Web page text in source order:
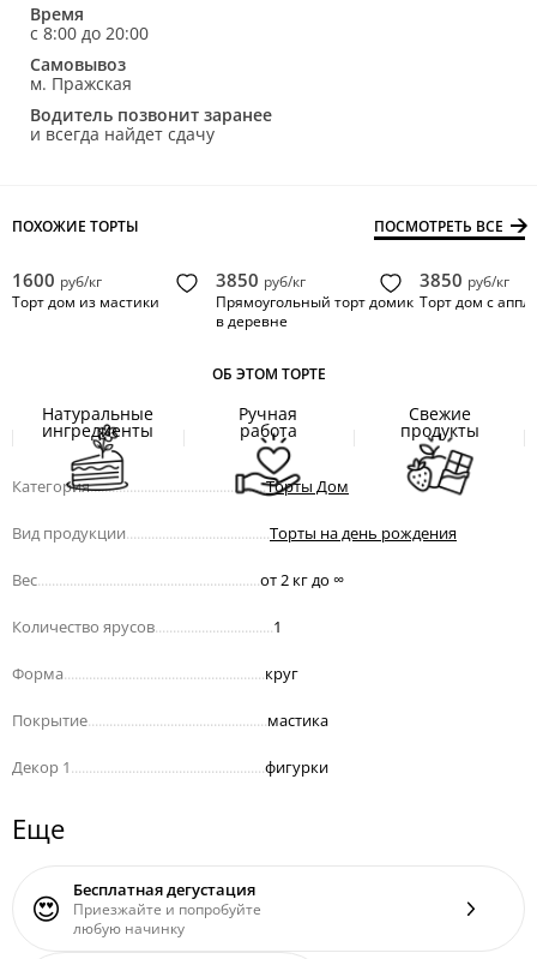
Время
с 8:00 до 20:00
Самовывоз
м. Пражская
Водитель позвонит заранее
и всегда найдет сдачу
ПОХОЖИЕ ТОРТЫ ПОСМОТРЕТЬ ВСЕ
1600 руб/кг
Торт дом из мастики
3850 руб/кг
Прямоугольный торт домик
в деревне
3850 руб/кг
Торт дом с
ОБ ЭТОМ ТОРТЕ
Натуральные
ингредиенты
Ручная
работа
Свежие
продукты
Категория.................................................Торты Дом
Вид продукции Торты на день рождения
Вес от 2 кг до ∞
Количество ярусов 1
Форма круг
Покрытие мастика
Декор 1 фигурки
Еще
😍 Бесплатная дегустация
Приезжайте и попробуйте
любую начинку